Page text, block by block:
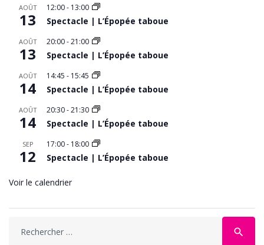
AOÛT
13
12:00- 13:00
Spectacle | L’Épopée taboue
AOÛT
13
20:00-21:00
Spectacle | L’Épopée taboue
AOÛT
14
14:45 - 15:45
Spectacle | L’Épopée taboue
AOÛT
14
20:30-21:30
Spectacle | L’Épopée taboue
SEP
12
17:00- 18:00
Spectacle | L’Épopée taboue
Voir le calendrier
search